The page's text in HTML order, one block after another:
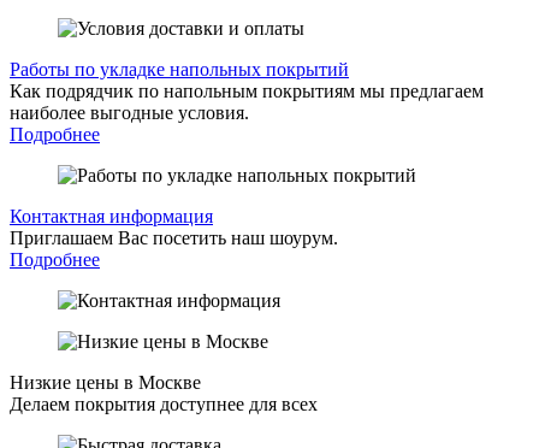
Работы по укладке напольных покрытий
Как подрядчик по напольным покрытиям мы предлагаем
наиболее выгодные условия.
Подробнее
Контактная информация
Приглашаем Вас посетить наш шоурум.
Подробнее
Низкие цены в Москве
Делаем покрытия доступнее для всех